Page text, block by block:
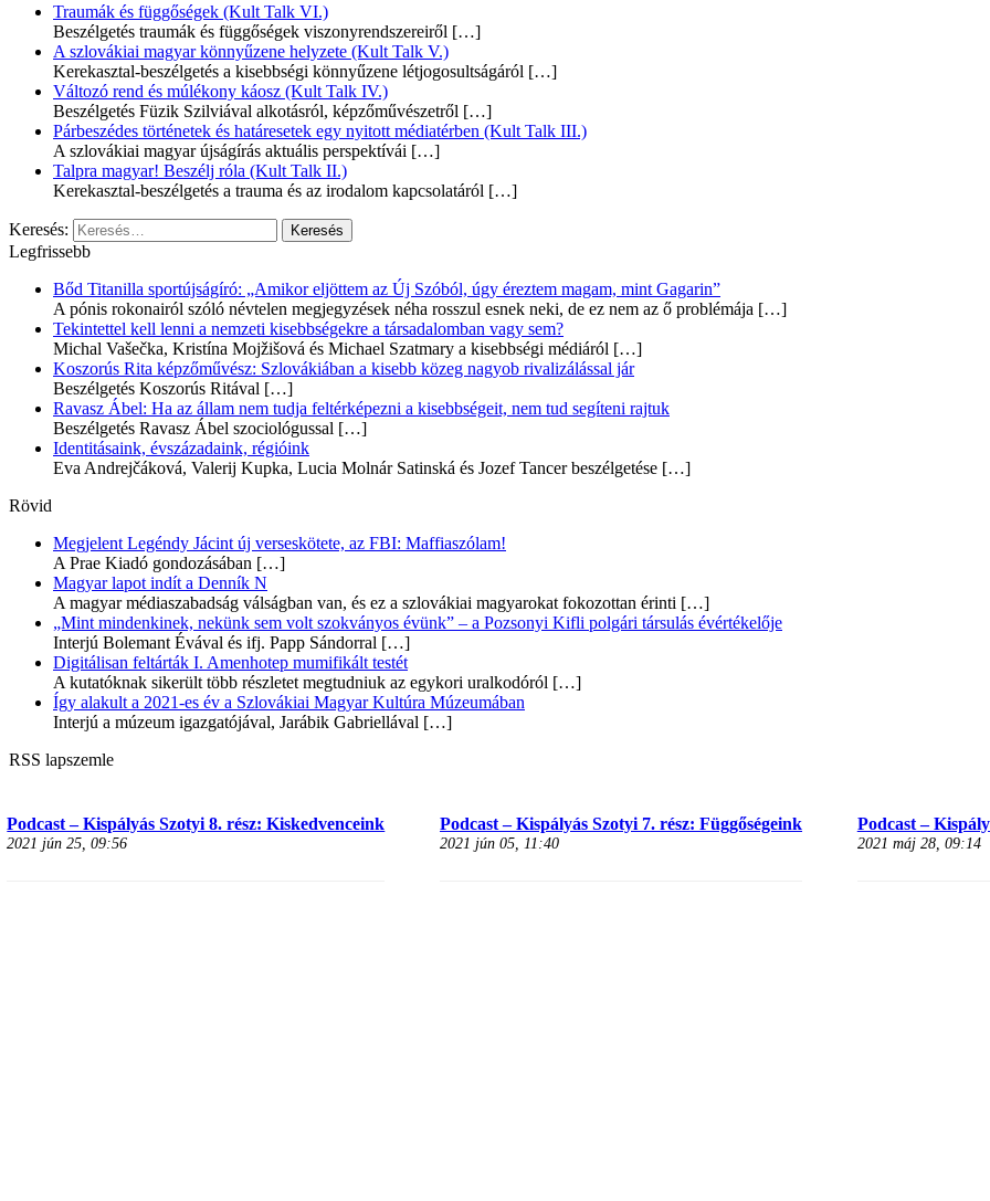
Traumák és függőségek (Kult Talk VI.)
Beszélgetés traumák és függőségek viszonyrendszereiről […]
A szlovákiai magyar könnyűzene helyzete (Kult Talk V.)
Kerekasztal-beszélgetés a kisebbségi könnyűzene létjogosultságáról […]
Változó rend és múlékony káosz (Kult Talk IV.)
Beszélgetés Füzik Szilviával alkotásról, képzőművészetről […]
Párbeszédes történetek és határesetek egy nyitott médiatérben (Kult Talk III.)
A szlovákiai magyar újságírás aktuális perspektívái […]
Talpra magyar! Beszélj róla (Kult Talk II.)
Kerekasztal-beszélgetés a trauma és az irodalom kapcsolatáról […]
Keresés:
Legfrissebb
Bőd Titanilla sportújságíró: „Amikor eljöttem az Új Szóból, úgy éreztem magam, mint Gagarin”
A pónis rokonairól szóló névtelen megjegyzések néha rosszul esnek neki, de ez nem az ő problémája […]
Tekintettel kell lenni a nemzeti kisebbségekre a társadalomban vagy sem?
Michal Vašečka, Kristína Mojžišová és Michael Szatmary a kisebbségi médiáról […]
Koszorús Rita képzőművész: Szlovákiában a kisebb közeg nagyob rivalizálással jár
Beszélgetés Koszorús Ritával […]
Ravasz Ábel: Ha az állam nem tudja feltérképezni a kisebbségeit, nem tud segíteni rajtuk
Beszélgetés Ravasz Ábel szociológussal […]
Identitásaink, évszázadaink, régióink
Eva Andrejčáková, Valerij Kupka, Lucia Molnár Satinská és Jozef Tancer beszélgetése […]
Rövid
Megjelent Legéndy Jácint új verseskötete, az FBI: Maffiaszólam!
A Prae Kiadó gondozásában […]
Magyar lapot indít a Denník N
A magyar médiaszabadság válságban van, és ez a szlovákiai magyarokat fokozottan érinti […]
„Mint mindenkinek, nekünk sem volt szokványos évünk” – a Pozsonyi Kifli polgári társulás évértékelője
Interjú Bolemant Évával és ifj. Papp Sándorral […]
Digitálisan feltárták I. Amenhotep mumifikált testét
A kutatóknak sikerült több részletet megtudniuk az egykori uralkodóról […]
Így alakult a 2021-es év a Szlovákiai Magyar Kultúra Múzeumában
Interjú a múzeum igazgatójával, Jarábik Gabriellával […]
RSS lapszemle
Podcast – Kispályás Szotyi 8. rész: Kiskedvenceink
2021 jún 25, 09:56
Podcast – Kispályás Szotyi 7. rész: Függőségeink
2021 jún 05, 11:40
Podcast –
2021 máj 28, 09:14